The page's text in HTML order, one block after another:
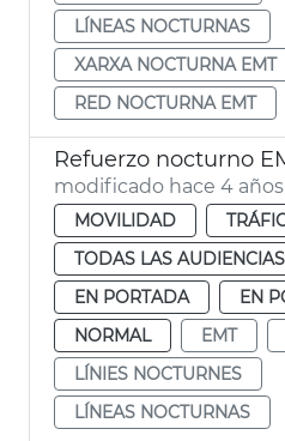
LÍNEAS NOCTURNAS
XARXA NOCTURNA EMT
RED NOCTURNA EMT
Refuerzo nocturno
modificado hace 4 años
MOVILIDAD
TODAS LAS AUDIENCIAS
EN PORTADA
EN
NORMAL
EMT
LÍNIES NOCTURNES
LÍNEAS NOCTURNAS